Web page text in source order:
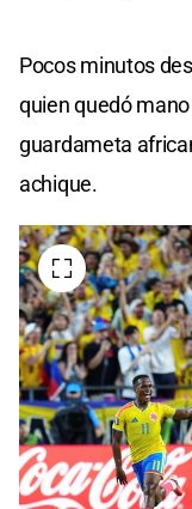
Pocos minutos
quien quedó
guardameta
achique.